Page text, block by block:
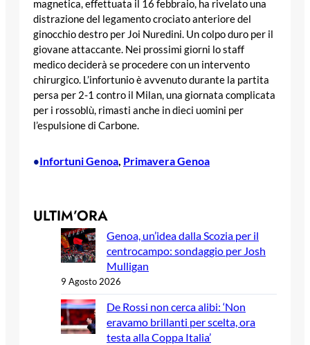
magnetica, effettuata il 16 febbraio, ha rivelato una
distrazione del legamento crociato anteriore del
ginocchio destro per Joi Nuredini. Un colpo duro per il
giovane attaccante. Nei prossimi giorni lo staff
medico deciderà se procedere con un intervento
chirurgico. L’infortunio è avvenuto durante la partita
persa per 2-1 contro il Milan, una giornata complicata
per i rossoblù, rimasti anche in dieci uomini per
l’espulsione di Carbone.
•Infortuni Genoa, Primavera Genoa
ULTIM’ORA
Genoa, un’idea dalla Scozia per il
centrocampo: sondaggio per Josh
Mulligan
9 Agosto 2026
De Rossi non cerca alibi: ‘Non
eravamo brillanti per scelta, ora
testa alla Coppa Italia’